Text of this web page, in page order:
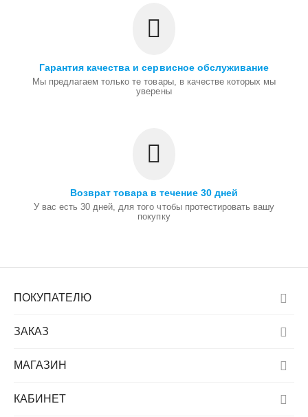
Гарантия качества и сервисное обслуживание
Мы предлагаем только те товары, в качестве которых мы
уверены
Возврат товара в течение 30 дней
У вас есть 30 дней, для того чтобы протестировать вашу
покупку
ПОКУПАТЕЛЮ
ЗАКАЗ
МАГАЗИН
КАБИНЕТ